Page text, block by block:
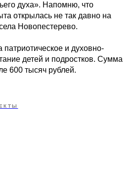
духа». Напомню, что
открылась не так давно на
Новопестерево.
патриотическое и духовно-
детей и подростков. Сумма
600 тысяч рублей.